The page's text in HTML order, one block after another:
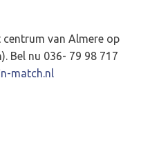
van Almere op
Bel nu 036- 79 98 717
match.nl